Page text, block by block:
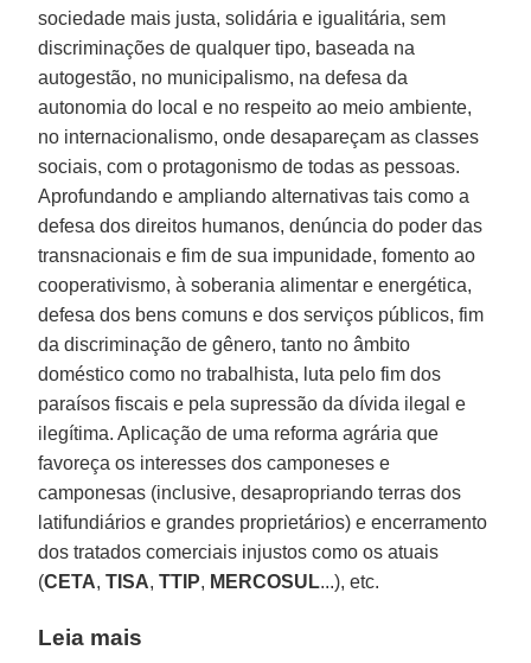
sociedade mais justa, solidária e igualitária, sem
discriminações de qualquer tipo, baseada na
autogestão, no municipalismo, na defesa da
autonomia do local e no respeito ao meio ambiente,
no internacionalismo, onde desapareçam as classes
sociais, com o protagonismo de todas as pessoas.
Aprofundando e ampliando alternativas tais como a
defesa dos direitos humanos, denúncia do poder das
transnacionais e fim de sua impunidade, fomento ao
cooperativismo, à soberania alimentar e energética,
defesa dos bens comuns e dos serviços públicos, fim
da discriminação de gênero, tanto no âmbito
doméstico como no trabalhista, luta pelo fim dos
paraísos fiscais e pela supressão da dívida ilegal e
ilegítima. Aplicação de uma reforma agrária que
favoreça os interesses dos camponeses e
camponesas (inclusive, desapropriando terras dos
latifundiários e grandes proprietários) e encerramento
dos tratados comerciais injustos como os atuais
(CETA,TISA,TTIP, MERCOSUL...), etc.
Leia mais